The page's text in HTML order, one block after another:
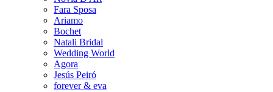
Fara Sposa
Ariamo
Bochet
Natali Bridal
Wedding World
Agora
Jesús Peiró
forever & eva